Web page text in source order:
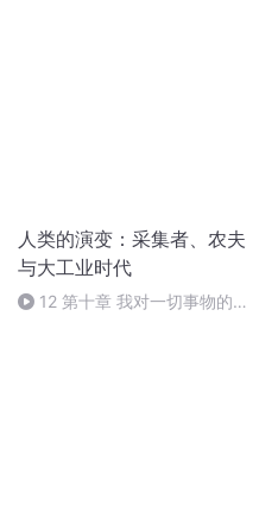
人类的演变：采集者、农夫
与大工业时代
12 第十章 我对一切事物的正